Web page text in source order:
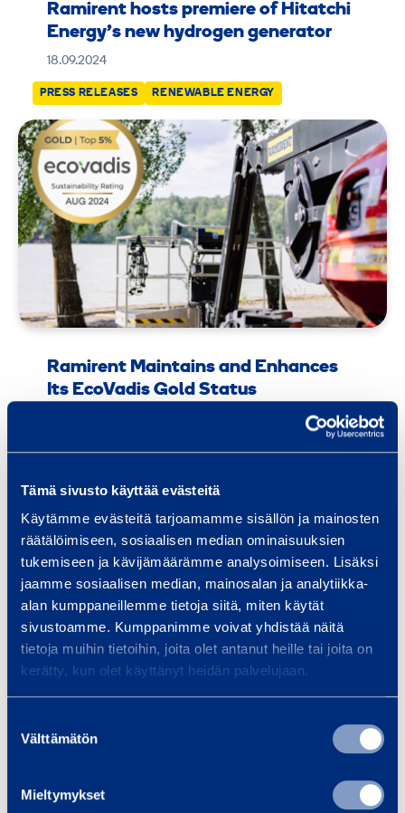
Tämä sivusto käyttää evästeitä
Käytämme evästeitä tarjoamamme sisällön ja mainosten
räätälöimiseen, sosiaalisen median ominaisuuksien
tukemiseen ja kävijämäärämme analysoimiseen. Lisäksi
jaamme sosiaalisen median, mainosalan ja analytiikka-
alan kumppaneillemme tietoja siitä, miten käytät
sivustoamme. Kumppanimme voivat yhdistää näitä
tietoja muihin tietoihin, joita olet antanut heille tai joita on
kerätty, kun olet käyttänyt heidän palvelujaan.
valinta
Välttämätön
Mieltymykset
Ramirent hosts premiere of Hitatchi
Energy’s new hydrogen generator
18.09.2024
Ramirent Maintains and Enhances
Its EcoVadis Gold Status
PRESS RELEASES RENEWABLE ENERGY
piloted Ramirent’s greener
04.07.2024
RENEWABLE ENERGY
PRESS RELEASES